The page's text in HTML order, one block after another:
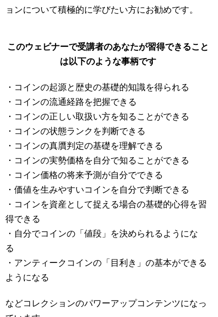
ョンについて積極的に学びたい方にお勧めです。
このウェビナーで受講者のあなたが習得できること
は以下のような事柄です
・コインの起源と歴史の基礎的知識を得られる
・コインの流通経路を把握できる
・コインの正しい取扱い方を知ることができる
・コインの状態ランクを判断できる
・コインの真贋判定の基礎を理解できる
・コインの実勢価格を自分で知ることができる
・コイン価格の将来予測が自分でできる
・価値を生みやすいコインを自分で判断できる
・コインを資産として捉える場合の基礎的心得を習
得できる
・自分でコインの「値段」を決められるようにな
る
・アンティークコインの「目利き」の基本ができる
ようになる
などコレクションのパワーアップコンテンツになっ